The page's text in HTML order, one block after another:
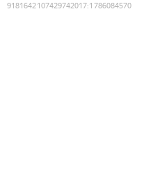
9181642107429742017:1786084570